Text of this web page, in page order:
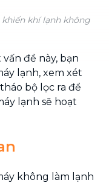
khí lạnh không
đề này, bạn
lạnh, xem xét
bộ lọc ra để
lạnh sẽ hoạt
không làm lạnh